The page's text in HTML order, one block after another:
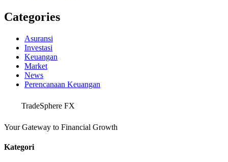
Categories
Asuransi
Investasi
Keuangan
Market
News
Perencanaan Keuangan
TradeSphere FX
Your Gateway to Financial Growth
Kategori